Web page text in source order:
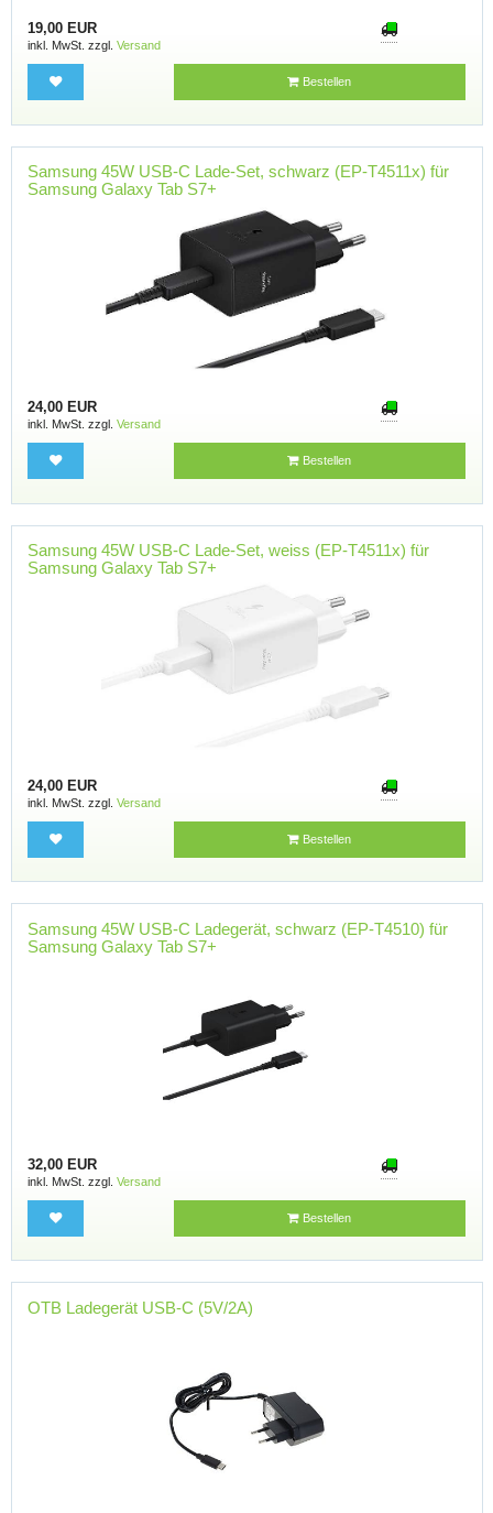
19,00 EUR
inkl. MwSt. zzgl. Versand
Bestellen
Samsung 45W USB-C Lade-Set, schwarz (EP-T4511x) für
Samsung Galaxy Tab S7+
24,00 EUR
inkl. MwSt. zzgl. Versand
Bestellen
Samsung 45W USB-C Lade-Set, weiss (EP-T4511x) für
Samsung Galaxy Tab S7+
24,00 EUR
inkl. MwSt. zzgl. Versand
Bestellen
Samsung 45W USB-C Ladegerät, schwarz (EP-T4510) für
Samsung Galaxy Tab S7+
32,00 EUR
inkl. MwSt. zzgl. Versand
Bestellen
OTB Ladegerät USB-C (5V/2A)